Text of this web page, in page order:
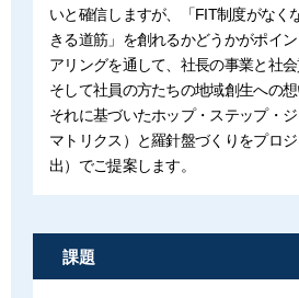
いと確信しますが、「FIT制度がなく
きる道筋」を創れるかどうかがポイ
アリングを通して、社長の事業と社会
そして社員の方たちの地域創生への想
それに基づいたホップ・ステップ・
マトリクス）と羅針盤づくりをプロ
出）でご提案します。
課題